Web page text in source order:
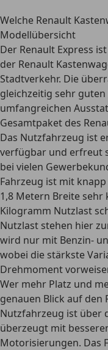
Welche Renault
Modellübersicht
Der Renault Express
der Renault
Stadtverkehr. Die
gleichzeitig sehr
umfangreichen
Gesamtpaket des
Das Nutzfahrzeug ist
verfügbar und erfreut
bei vielen
Fahrzeug ist mit
1,8 Metern Breite sehr
Kilogramm Nutzlast
Nutzlast stehen hier
wird nur mit Benzin-
wobei die stärkste
Drehmoment
Wer mehr Platz und
genauen Blick auf den
Nutzfahrzeug ist über
überzeugt mit
Motorisierungen. Das